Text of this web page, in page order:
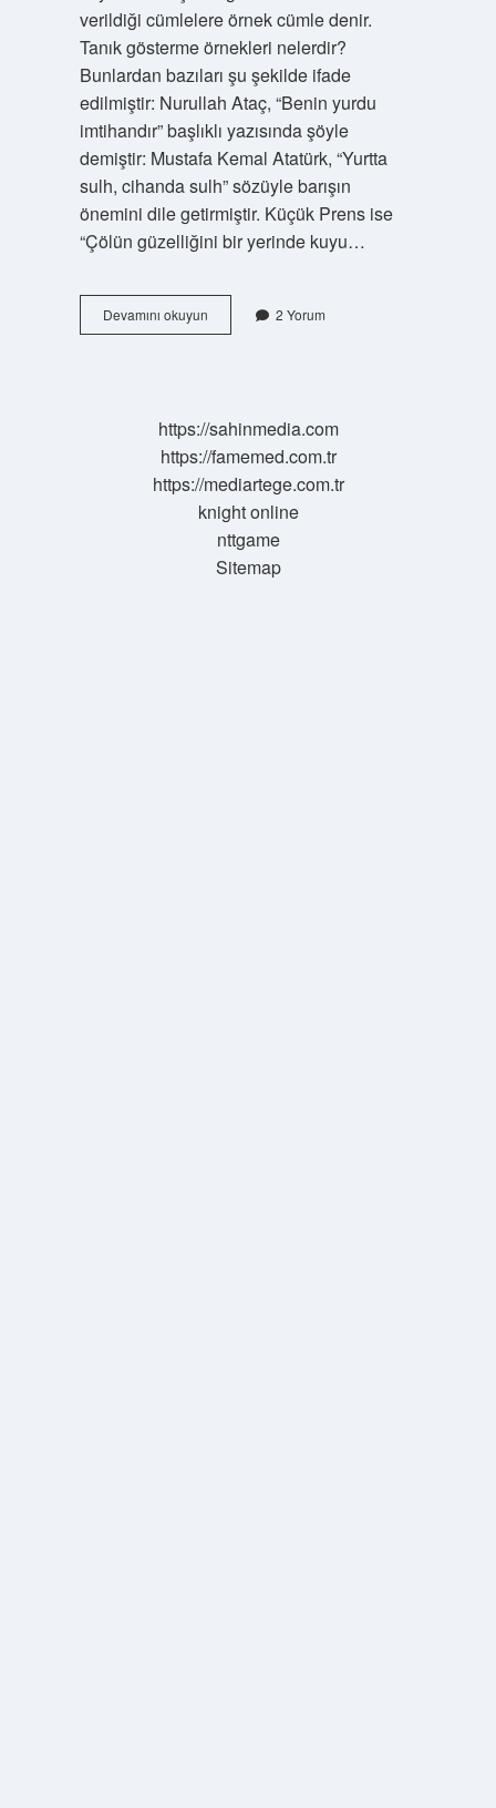
verildiği cümlelere örnek cümle denir.
Tanık gösterme örnekleri nelerdir?
Bunlardan bazıları şu şekilde ifade
edilmiştir: Nurullah Ataç, “Benin yurdu
imtihandır” başlıklı yazısında şöyle
demiştir: Mustafa Kemal Atatürk, “Yurtta
sulh, cihanda sulh” sözüyle barışın
önemini dile getirmiştir. Küçük Prens ise
“Çölün güzelliğini bir yerinde kuyu…
Devamını okuyunÖrnek
Gösterme
2 Yorum
https://sahinmedia.com
https://famemed.com.tr
https://mediartege.com.tr
knight online
nttgame
Sitemap